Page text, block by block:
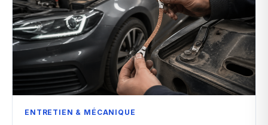
ENTRETIEN & MÉCANIQUE